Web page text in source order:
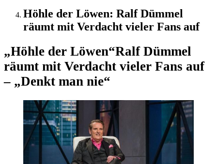
Höhle der Löwen: Ralf Dümmel
räumt mit Verdacht vieler Fans auf
„Höhle der Löwen“Ralf Dümmel
räumt mit Verdacht vieler Fans auf
– „Denkt man nie“